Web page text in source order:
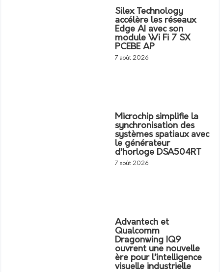
Silex Technology
accélère les réseaux
Edge AI avec son
module Wi Fi 7 SX
PCEBE AP
7 août 2026
Microchip simplifie la
synchronisation des
systèmes spatiaux avec
le générateur
d’horloge DSA504RT
7 août 2026
Advantech et
Qualcomm
Dragonwing IQ9
ouvrent une nouvelle
ère pour l’intelligence
visuelle industrielle